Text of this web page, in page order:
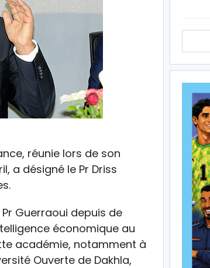
réunie lors de son
a désigné le Pr Driss
Guerraoui depuis de
économique au
académie, notamment à
Ouverte de Dakhla,